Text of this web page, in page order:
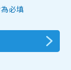
必填